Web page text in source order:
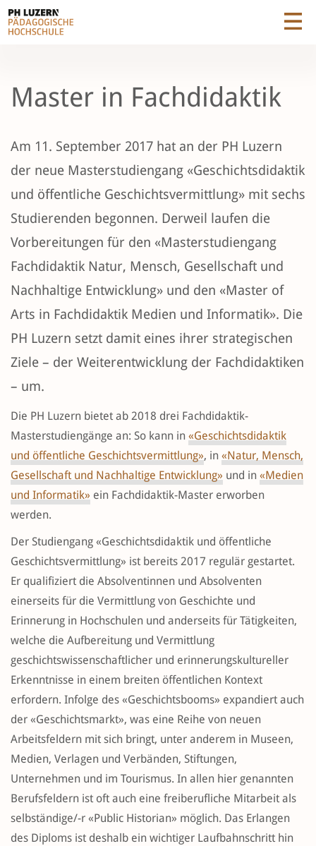
Master in Fachdidaktik
Am 11. September 2017 hat an der PH Luzern
der neue Masterstudiengang «Geschichtsdidaktik
und öffentliche Geschichtsvermittlung» mit sechs
Studierenden begonnen. Derweil laufen die
Vorbereitungen für den «Masterstudiengang
Fachdidaktik Natur, Mensch, Gesellschaft und
Nachhaltige Entwicklung» und den «Master of
Arts in Fachdidaktik Medien und Informatik». Die
PH Luzern setzt damit eines ihrer strategischen
Ziele – der Weiterentwicklung der Fachdidaktiken
– um.
Die PH Luzern bietet ab 2018 drei Fachdidaktik-
Masterstudiengänge an: So kann in «Geschichtsdidaktik
und öffentliche Geschichtsvermittlung», in «Natur, Mensch,
Gesellschaft und Nachhaltige Entwicklung» und in «Medien
und Informatik» ein Fachdidaktik-Master erworben
werden.
Der Studiengang «Geschichtsdidaktik und öffentliche
Geschichtsvermittlung» ist bereits 2017 regulär gestartet.
Er qualifiziert die Absolventinnen und Absolventen
einerseits für die Vermittlung von Geschichte und
Erinnerung in Hochschulen und anderseits für Tätigkeiten,
welche die Aufbereitung und Vermittlung
geschichtswissenschaftlicher und erinnerungskultureller
Erkenntnisse in einem breiten öffentlichen Kontext
erfordern. Infolge des «Geschichtsbooms» expandiert auch
der «Geschichtsmarkt», was eine Reihe von neuen
Arbeitsfeldern mit sich bringt, unter anderem in Museen,
Medien, Verlagen und Verbänden, Stiftungen,
Unternehmen und im Tourismus. In allen hier genannten
Berufsfeldern ist oft auch eine freiberufliche Mitarbeit als
selbständige/-r «Public Historian» möglich. Das Erlangen
des Diploms ist deshalb ein wichtiger Laufbahnschritt hin